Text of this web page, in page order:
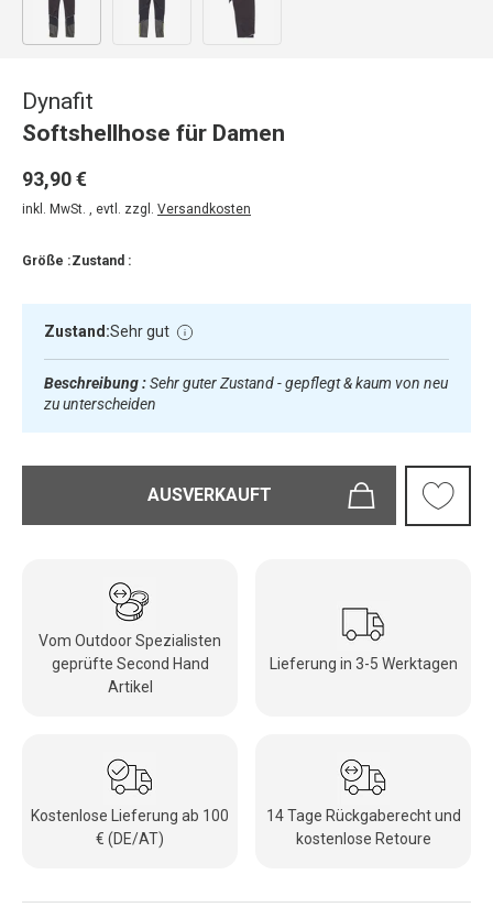
Bild 1 in Galerieansicht laden
Dynafit
Softshellhose für Damen
93,90 €
inkl. MwSt. , evtl. zzgl. Versandkosten
Größe :Zustand :
Zustand:Sehr gut
Beschreibung :Sehr guter Zustand - gepflegt & kaum von neu
zu unterscheiden
AUSVERKAUFT
Vom Outdoor Spezialisten
geprüfte Second Hand
Artikel
Lieferung in 3-5 Werktagen
Kostenlose Lieferung ab 100
€ (DE/AT)
14 Tage Rückgaberecht und
kostenlose Retoure